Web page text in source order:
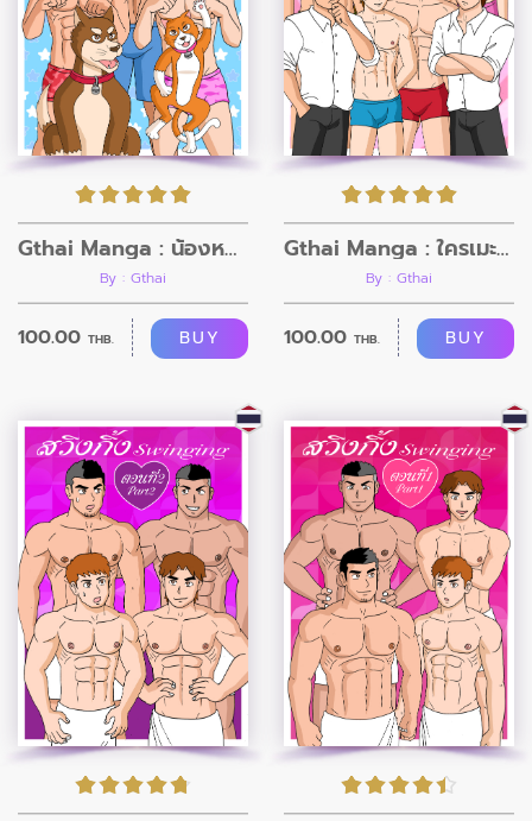
Gthai Manga : น้องหมาน้องแมวขอเป็นคน
By : Gthai
100.00 THB. BUY
Gthai Manga : ใครเมะ? ใครเคะ?
By : Gthai
100.00 THB. BUY